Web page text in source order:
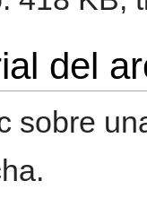
del
sobre